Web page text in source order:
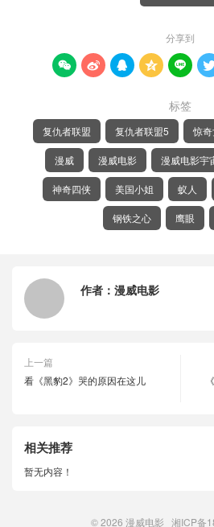
分享到
    
标签
复仇者联盟 复仇者联盟5 惊
漫威 漫威电影 漫威电影宇
神奇四侠 美国小姐 蚁人
钢铁之心 鹰眼
作者： 漫威电影
上一篇
看《黑豹2》哭的原因在这儿
相关推荐
暂无内容！
© 2026 漫威电影 湘ICP备